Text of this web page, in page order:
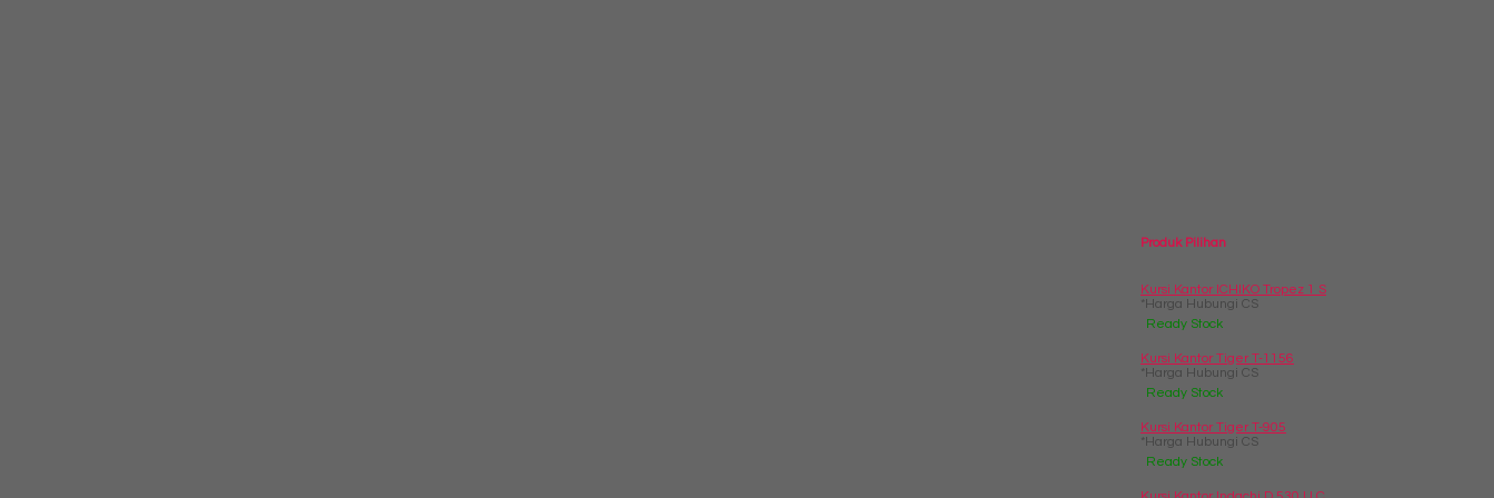
Produk Pilihan
Kursi Kantor ICHIKO Tropez 1 S
*Harga Hubungi CS
Ready Stock
Kursi Kantor Tiger T-1156
*Harga Hubungi CS
Ready Stock
Kursi Kantor Tiger T-905
*Harga Hubungi CS
Ready Stock